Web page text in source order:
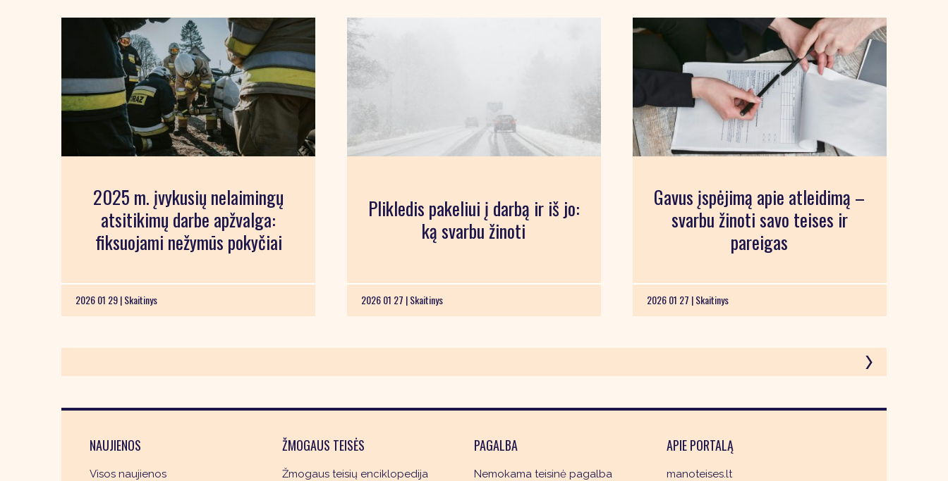
2025 m. įvykusių nelaimingų
atsitikimų darbe apžvalga:
fiksuojami nežymūs pokyčiai
2026 01 29 |Skaitinys
Plikledis pakeliui į darbą ir iš jo:
ką svarbu žinoti
2026 01 27 |Skaitinys
Gavus įspėjimą apie atleidimą –
svarbu žinoti savo teises ir
pareigas
2026 01 27 |Skaitinys
NAUJIENOS
Visos naujienos
ŽMOGAUS TEISĖS
Žmogaus teisių enciklopedija
PAGALBA
Nemokama teisinė pagalba
APIE PORTALĄ
manoteises.lt